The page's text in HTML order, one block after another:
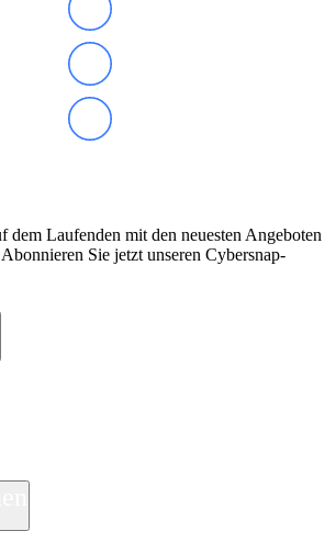
dem Laufenden mit den neuesten Angeboten
Sie jetzt unseren Cybersnap-